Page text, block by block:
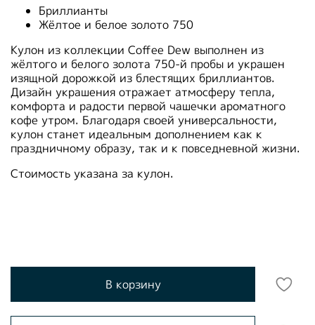
Бриллианты
Жёлтое и белое золото 750
Кулон из коллекции Coffee Dew выполнен из
жёлтого и белого золота 750-й пробы и украшен
изящной дорожкой из блестящих бриллиантов.
Дизайн украшения отражает атмосферу тепла,
комфорта и радости первой чашечки ароматного
кофе утром. Благодаря своей универсальности,
кулон станет идеальным дополнением как к
праздничному образу, так и к повседневной жизни.
Стоимость указана за кулон.
В корзину